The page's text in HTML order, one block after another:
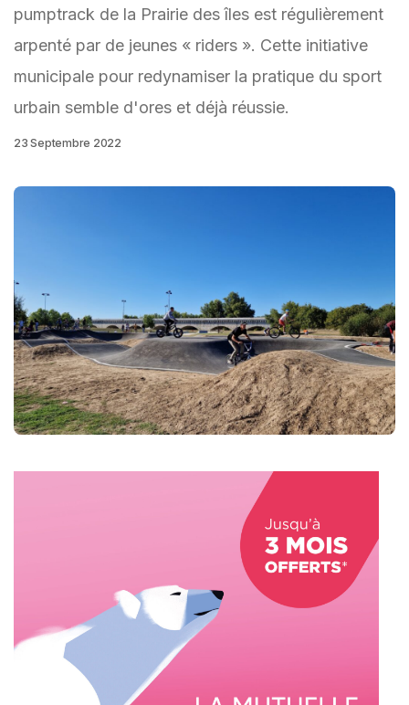
pumptrack de la Prairie des îles est régulièrement
arpenté par de jeunes « riders ». Cette initiative
municipale pour redynamiser la pratique du sport
urbain semble d'ores et déjà réussie.
23 Septembre 2022